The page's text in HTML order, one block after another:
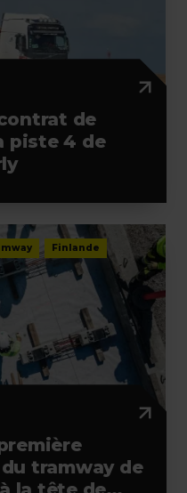
de
piste 4 de
Finlande
tramway de